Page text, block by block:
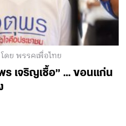
โดย พรรคเพื่อไทย
ร เจริญเชื้อ” … ขอนแก่น